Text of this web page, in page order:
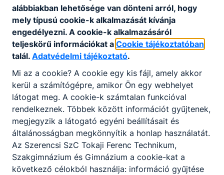
feladatokban;
részt vesz természetvédelmi,
hulladékgazdálkodási, szennyvízkezelési
feladatokban;
zaj- és rezgésmérési feladatokban működik
közre;
környezetvédelmi ellenőrzésben,
szabálysértési ügyek intézésében vesz részt;
közreműködik a környezet- és
természetvédelmi jogszabályok,
biztonságtechnikai előírások betartatásában.
ISKOLASPECIFIKUS INFORMÁCIÓK A KÉPZÉSHEZ
alábbiakban lehetősége van dönteni arról, hogy
mely típusú cookie-k alkalmazását kívánja
engedélyezni. A cookie-k alkalmazásáról
teljeskörű információkat a Cookie tájékoztatóban
talál. Adatvédelmi tájékoztató.
Mi az a cookie? A cookie egy kis fájl, amely akkor
kerül a számítógépre, amikor Ön egy webhelyet
látogat meg. A cookie-k számtalan funkcióval
rendelkeznek. Többek között információt gyűjtenek,
megjegyzik a látogató egyéni beállításait és
általánosságban megkönnyítik a honlap használatát.
Az Szerencsi SzC Tokaji Ferenc Technikum,
Szakgimnázium és Gimnázium a cookie-kat a
következő célokból használja: információ gyűjtése